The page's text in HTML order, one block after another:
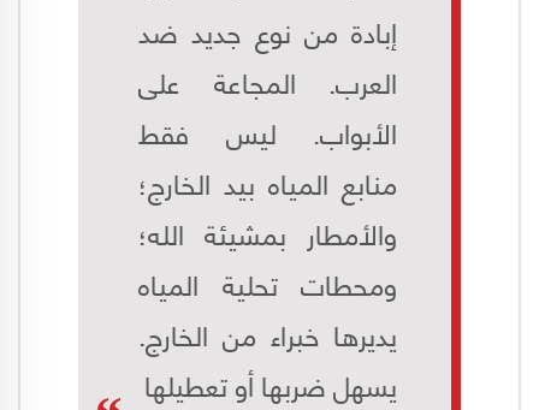
إبادة من نوع جديد ضد
العرب. المجاعة على
الأبواب. ليس فقط
منابع المياه بيد الخارج؛
والأمطار بمشيئة الله؛
ومحطات تحلية المياه
يديرها خبراء من الخارج.
يسهل ضربها أو تعطيلها